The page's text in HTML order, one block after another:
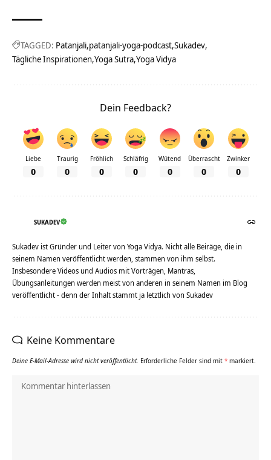
TAGGED: Patanjali patanjali-yoga-podcast Sukadev
Tägliche Inspirationen Yoga Sutra Yoga Vidya
Dein Feedback?
Liebe
0
Traurig
0
Fröhlich
0
Schläfrig
0
Wütend
0
Überrascht
0
Zwinker
0
SUKADEV
Sukadev ist Gründer und Leiter von Yoga Vidya. Nicht alle Beiräge, die in
seinem Namen veröffentlicht werden, stammen von ihm selbst.
Insbesondere Videos und Audios mit Vorträgen, Mantras,
Übungsanleitungen werden meist von anderen in seinem Namen im Blog
veröffentlicht - denn der Inhalt stammt ja letztlich von Sukadev
Keine Kommentare
Deine E-Mail-Adresse wird nicht veröffentlicht. Erforderliche Felder sind mit * markiert.